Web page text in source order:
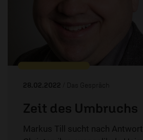
28.02.2022 / Das Gespräch
Zeit des Umbruchs
Markus Till sucht nach